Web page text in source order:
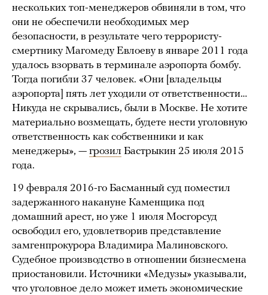
нескольких топ-менеджеров обвиняли в том, что
они не обеспечили необходимых мер
безопасности, в результате чего террористу-
смертнику Магомеду Евлоеву в январе 2011 года
удалось взорвать в терминале аэропорта бомбу.
Тогда погибли 37 человек. «Они [владельцы
аэропорта] пять лет уходили от ответственности…
Никуда не скрывались, были в Москве. Не хотите
материально возмещать, будете нести уголовную
ответственность как собственники и как
менеджеры», — грозил Бастрыкин 25 июля 2015
года.
19 февраля 2016-го Басманный суд поместил
задержанного накануне Каменщика под
домашний арест, но уже 1 июля Мосгорсуд
освободил его, удовлетворив представление
замгенпрокурора Владимира Малиновского.
Судебное производство в отношении бизнесмена
приостановили. Источники «Медузы» указывали,
что уголовное дело может иметь экономические